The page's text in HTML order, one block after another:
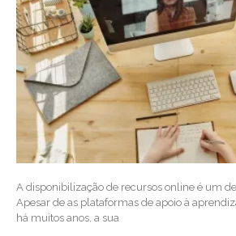
A disponibilização de recursos online é um
Apesar de as plataformas de apoio à
há muitos anos, a sua